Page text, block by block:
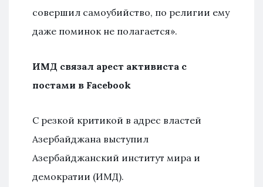
совершил самоубийство, по религии ему
даже поминок не полагается».
ИМД связал арест активиста с
постами в Facebook
С резкой критикой в адрес властей
Азербайджана выступил
Азербайджанский институт мира и
демократии (ИМД).